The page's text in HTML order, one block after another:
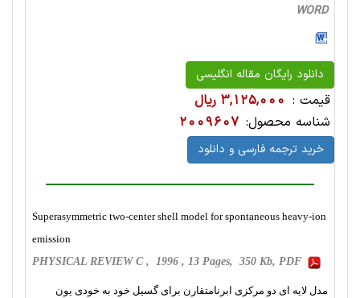
WORD
دانلود رایگان مقاله انگلیسی
قیمت : 3,125,000 ریال
شناسه محصول: 2009607
خرید ترجمه فارسی و دانلود
Superasymmetric two-center shell model for spontaneous heavy-ion
emission
PHYSICAL REVIEW C , 1996 , 13 Pages, 350 Kb, PDF
مدل لایه ای دو مرکزی ابرنامتقارن برای گسیل خود به خودی یون